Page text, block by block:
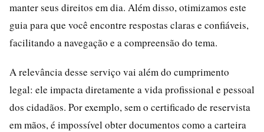
manter seus direitos em dia. Além disso, otimizamos este
guia para que você encontre respostas claras e confiáveis,
facilitando a navegação e a compreensão do tema.
A relevância desse serviço vai além do cumprimento
legal: ele impacta diretamente a vida profissional e pessoal
dos cidadãos. Por exemplo, sem o certificado de reservista
em mãos, é impossível obter documentos como a carteira